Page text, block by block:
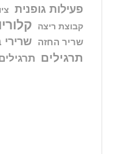
פעילות גופנית
קבוצת ריצה
שריר החזה שרירי
תרגילים